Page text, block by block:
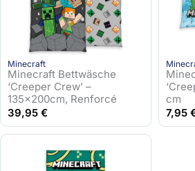
Minecraft
Minecraft Bettwäsche
‘Creeper Crew’ –
135x200cm, Renforcé
39,95 €
cm
7,95